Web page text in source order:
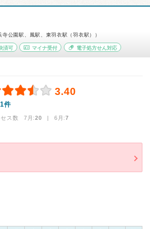
公園駅、鳳駅、東羽衣駅（羽衣駅））
済可 マイナ受付 電子処方せん対応
3.40
1件
セス数 7月:20 | 6月:7